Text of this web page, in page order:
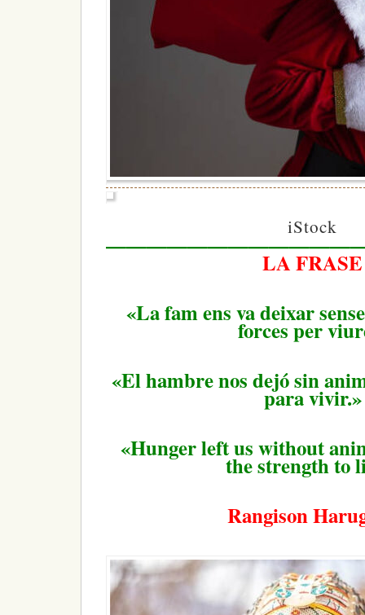
iStock
LA FRASE
«La fam ens va deixar
forces per
«El hambre nos dejó sin
para vivir.»
«Hunger left us without
the strength to
Rangison